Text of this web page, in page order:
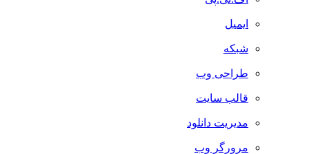
ایمیل
شبکه
طراحی وب
قالب سایت
مدیریت دانلود
مرورگر وب